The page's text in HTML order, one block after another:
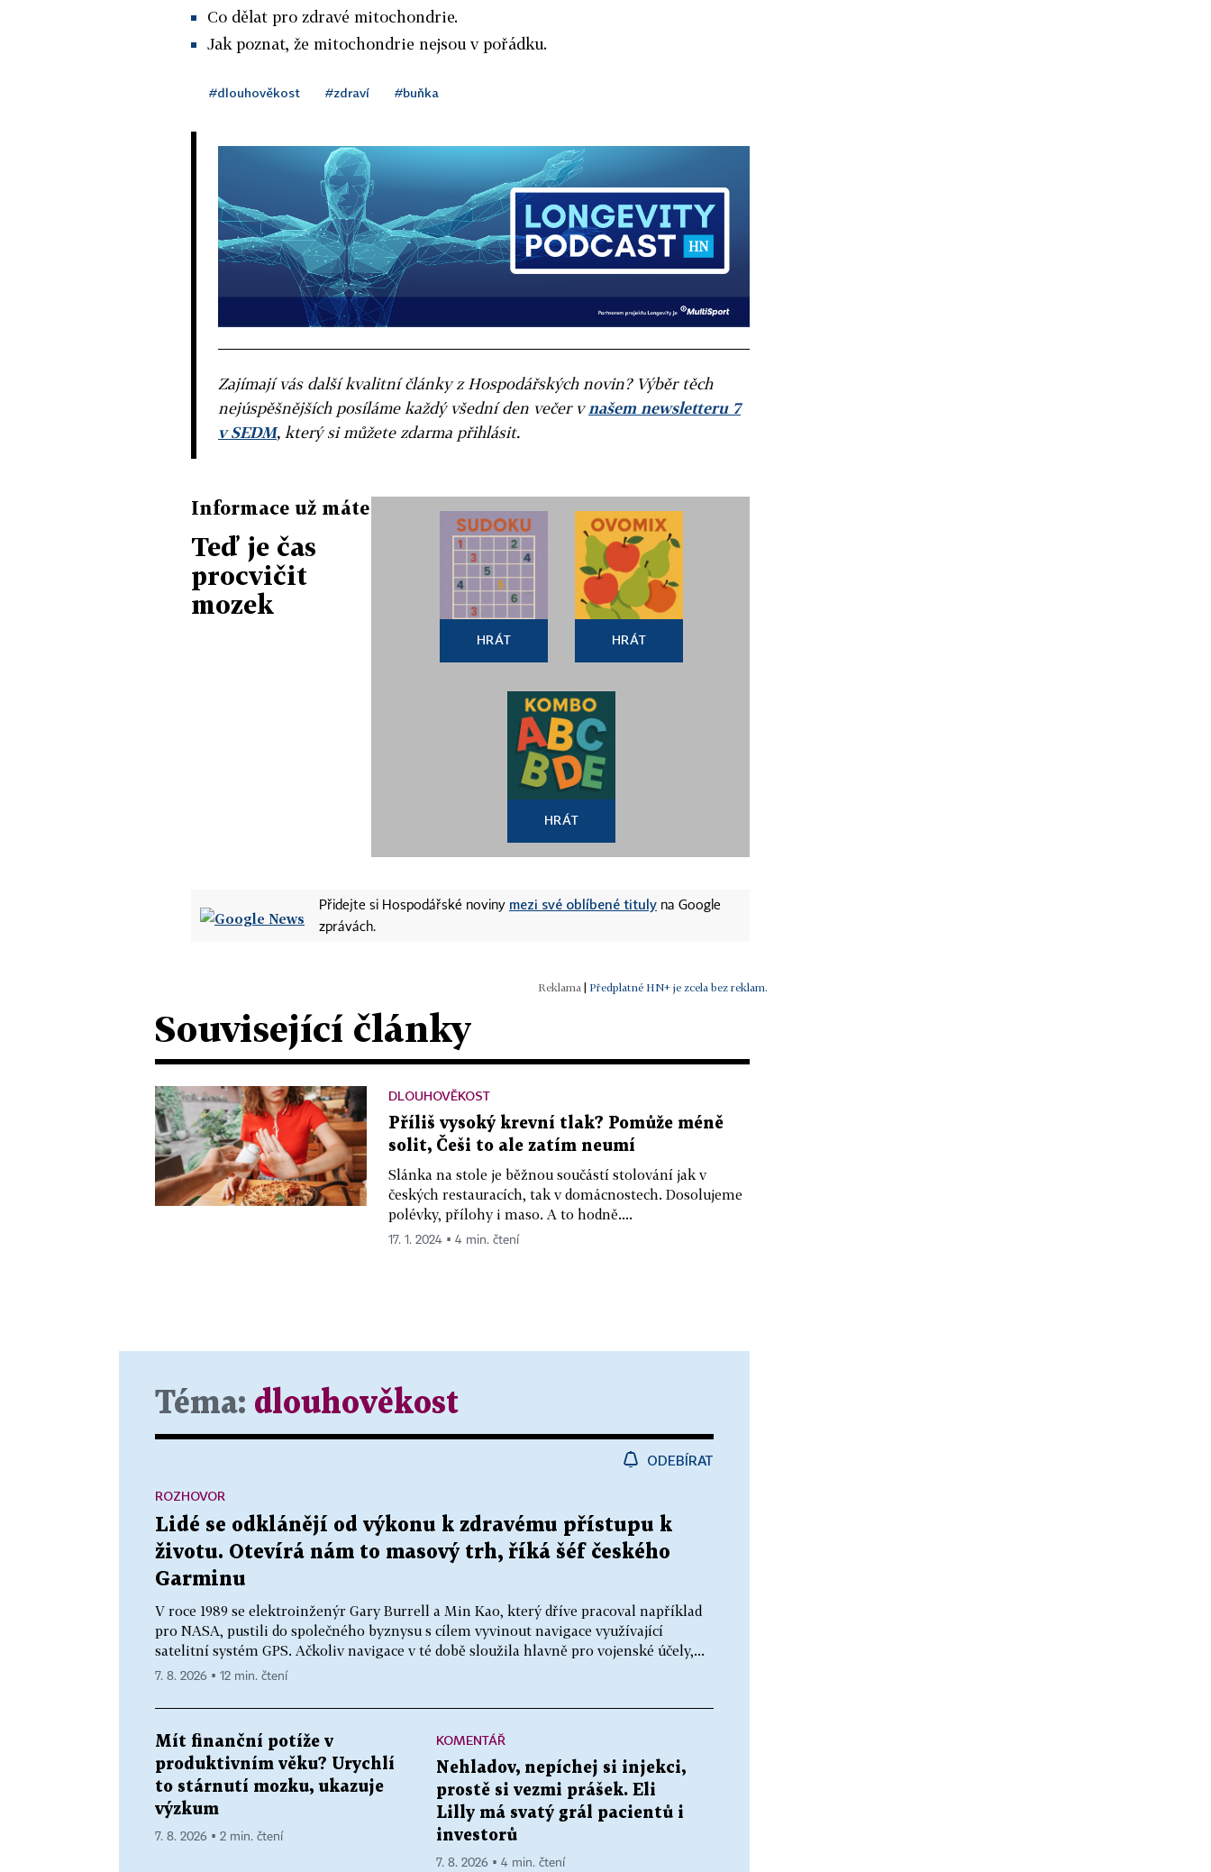
Co dělat pro zdravé mitochondrie.
Jak poznat, že mitochondrie nejsou v pořádku.
#dlouhověkost #zdraví #buňka
Zajímají vás další kvalitní články z Hospodářských novin? Výběr těch
nejúspěšnějších posíláme každý všední den večer vnašem newsletteru 7
v SEDM, který si můžete zdarma přihlásit.
Informace už máte
Teď je čas
procvičit
mozek
HRÁT HRÁT
HRÁT
Přidejte si Hospodářské noviny mezi své oblíbené tituly na Google
zprávách.
Předplatné HN+ je zcela bez reklam.
Související články
DLOUHOVĚKOST
Příliš vysoký krevní tlak? Pomůže méně
solit, Češi to ale zatím neumí
Slánka na stole je běžnou součástí stolování jak v
českých restauracích, tak v domácnostech. Dosolujeme
polévky, přílohy i maso. A to hodně....
17. 1. 2024 ▪ 4 min. čtení
Téma: dlouhověkost
ODEBÍRAT
Lidé se odklánějí od výkonu k zdravému přístupu k
životu. Otevírá nám to masový trh, říká šéf českého
Garminu
V roce 1989 se elektroinženýr Gary Burrell a Min Kao, který dříve pracoval například
pro NASA, pustili do společného byznysu s cílem vyvinout navigace využívající
satelitní systém GPS. Ačkoliv navigace v té době sloužila hlavně pro vojenské účely,...
ROZHOVOR
7. 8. 2026 ▪ 12 min. čtení
Mít finanční potíže v
produktivním věku? Urychlí
to stárnutí mozku, ukazuje
výzkum
7. 8. 2026 ▪ 2 min. čtení
KOMENTÁŘ
Nehladov, nepíchej si injekci,
prostě si vezmi prášek. Eli
Lilly má svatý grál pacientů i
investorů
7. 8. 2026 ▪ 4 min. čtení